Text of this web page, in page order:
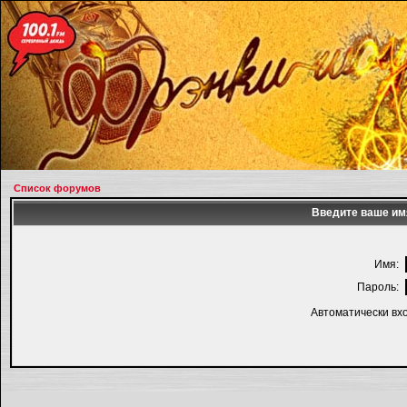
Список форумов
Введите ваше
Имя:
Пароль:
Автоматически